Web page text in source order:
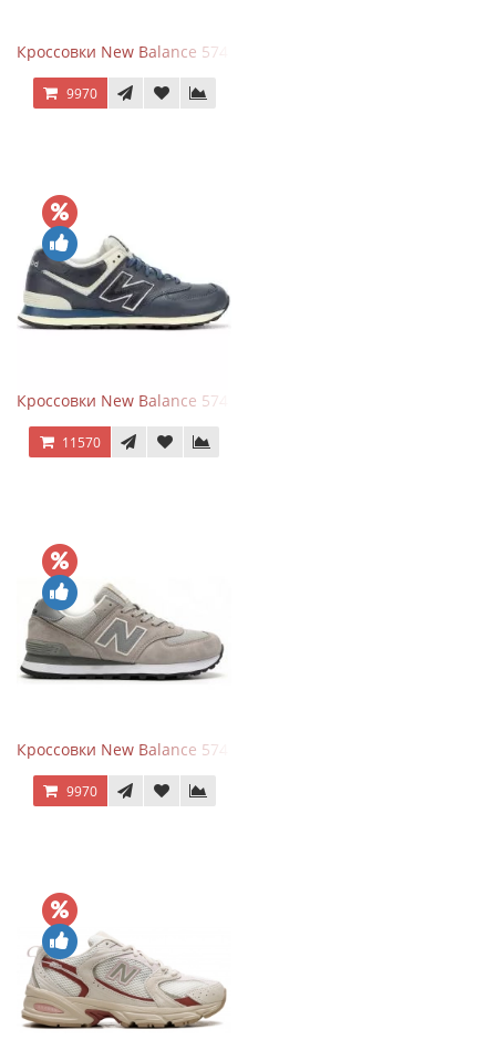
Кроссовки New Balance 574 Classic Blue Grey
9970
Кроссовки New Balance 574 Classic Blue White Leather
11570
Кроссовки New Balance 574 Silver Summer Fog
9970